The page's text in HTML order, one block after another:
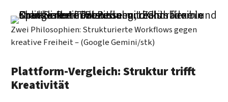
Zwei Philosophien: Strukturierte Workflows gegen
kreative Freiheit – (Google Gemini/stk)
Plattform-Vergleich: Struktur trifft
Kreativität